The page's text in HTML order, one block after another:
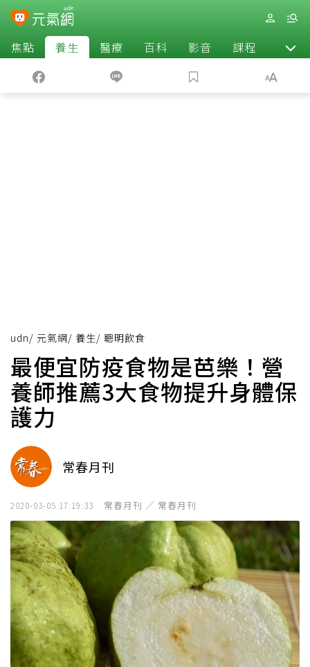
焦點 養生 醫療 百科 影音 課程 退休
udn/ 元氣網/ 養生/ 聰明飲食
最便宜防疫食物是芭樂！營
養師推薦3大食物提升身體保
護力
常春月刊
2020-03-05 17:19:33 常春月刊 ／ 常春月刊